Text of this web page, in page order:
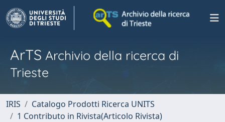
ArTS Archivio della ricerca di
Trieste
IRIS
Catalogo Prodotti Ricerca UNITS
1 Contributo in Rivista(Articolo Rivista)